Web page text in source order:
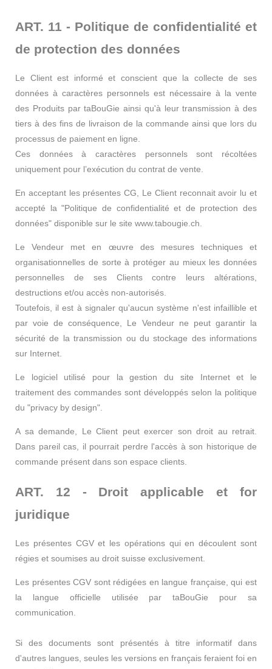
ART. 11 - Politique de confidentialité et
de protection des données
Le Client est informé et conscient que la collecte de ses
données à caractères personnels est nécessaire à la vente
des Produits par taBouGie ainsi qu'à leur transmission à des
tiers à des fins de livraison de la commande ainsi que lors du
processus de paiement en ligne.
Ces données à caractères personnels sont récoltées
uniquement pour l’exécution du contrat de vente.
En acceptant les présentes CG, Le Client reconnait avoir lu et
accepté la "Politique de confidentialité et de protection des
données" disponible sur le site www.tabougie.ch.
Le Vendeur met en œuvre des mesures techniques et
organisationnelles de sorte à protéger au mieux les données
personnelles de ses Clients contre leurs altérations,
destructions et/ou accès non-autorisés.
Toutefois, il est à signaler qu'aucun système n'est infaillible et
par voie de conséquence, Le Vendeur ne peut garantir la
sécurité de la transmission ou du stockage des informations
sur Internet.
Le logiciel utilisé pour la gestion du site Internet et le
traitement des commandes sont développés selon la politique
du "privacy by design".
A sa demande, Le Client peut exercer son droit au retrait.
Dans pareil cas, il pourrait perdre l'accès à son historique de
commande présent dans son espace clients.
ART. 12 - Droit applicable et for
juridique
Les présentes CGV et les opérations qui en découlent sont
régies et soumises au droit suisse exclusivement.
Les présentes CGV sont rédigées en langue française, qui est
la langue officielle utilisée par taBouGie pour sa
communication.
Si des documents sont présentés à titre informatif dans
d'autres langues, seules les versions en français feraient foi en